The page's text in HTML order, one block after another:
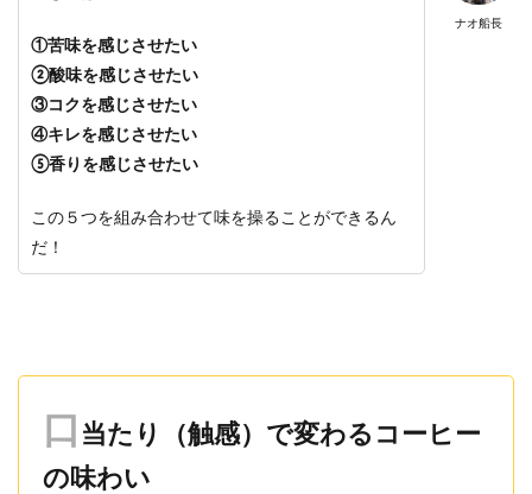
ナオ船長
①苦味を感じさせたい
②酸味を感じさせたい
③コクを感じさせたい
④キレを感じさせたい
⑤香りを感じさせたい
この５つを組み合わせて味を操ることができるん
だ！
口 当たり（触感）で変わるコーヒー
の味わい